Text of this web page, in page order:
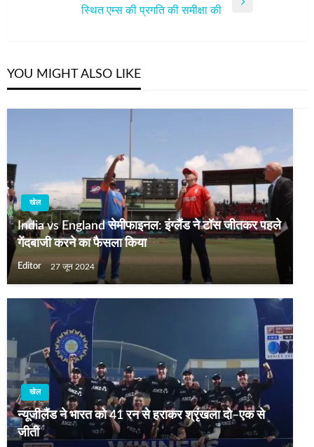
स्थित एम्स की प्रगति की समीक्षा की
YOU MIGHT ALSO LIKE
खेल
India vs England सेमीफाइनल: इंग्लैंड ने टॉस जीतकर पहले
गेंदबाजी करने का फैसला किया
Editor 27 जून 2024
खेल
न्यूजीलैंड ने भारत को 41 रन से हराकर श्रृंखला दो–एक से
जीती